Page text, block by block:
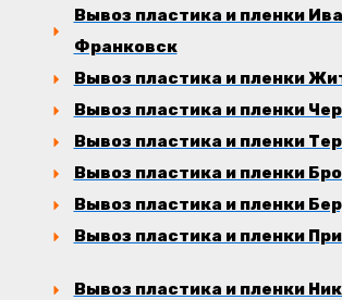
Вывоз пластика и пленки
Франковск
Вывоз пластика и пленки
Вывоз пластика и пленки
Вывоз пластика и пленки
Вывоз пластика и пленки
Вывоз пластика и пленки
Вывоз пластика и пленки
Вывоз пластика и пленки